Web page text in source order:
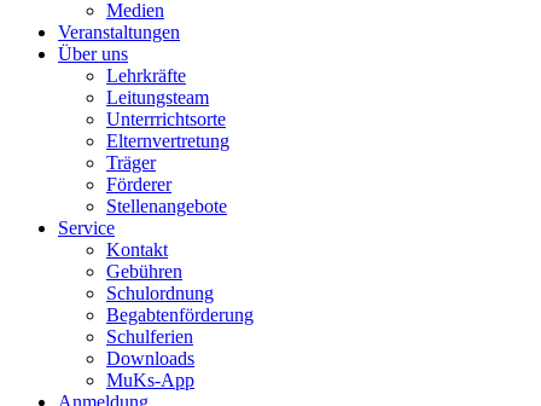
Medien
Veranstaltungen
Über uns
Lehrkräfte
Leitungsteam
Unterrrichtsorte
Elternvertretung
Träger
Förderer
Stellenangebote
Service
Kontakt
Gebühren
Schulordnung
Begabtenförderung
Schulferien
Downloads
MuKs-App
Anmeldung